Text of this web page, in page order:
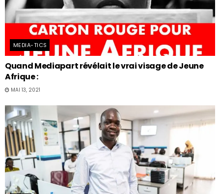
MEDIA-TICS
Quand Mediapart révélait le vrai visage de Jeune
Afrique :
MAI 13, 2021